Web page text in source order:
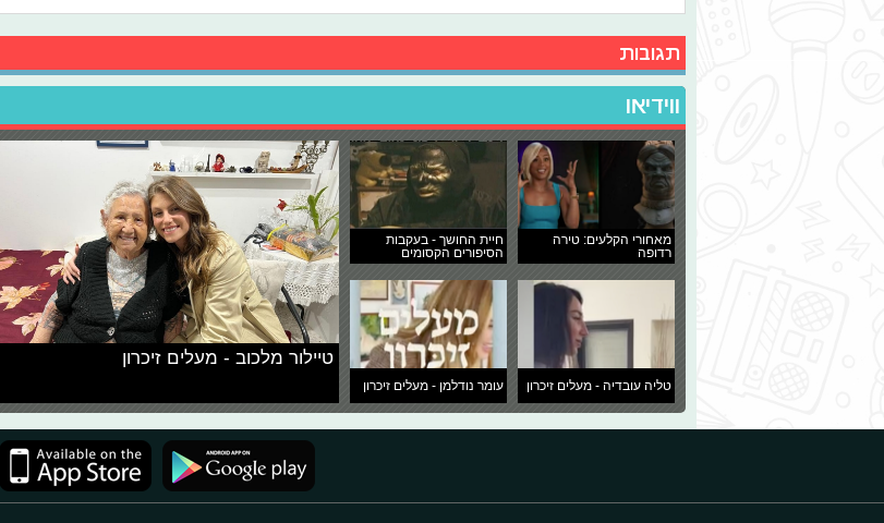
תגובות
ווידיאו
מאחורי הקלעים: טירה
רדופה
חיית החושך - בעקבות
הסיפורים הקסומים
טליה עובדיה - מעלים זיכרון עומר נודלמן - מעלים זיכרון
טיילור מלכוב - מעלים זיכרון